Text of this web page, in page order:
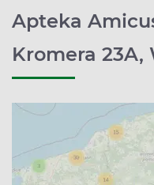
Apteka
Kromera 23A,